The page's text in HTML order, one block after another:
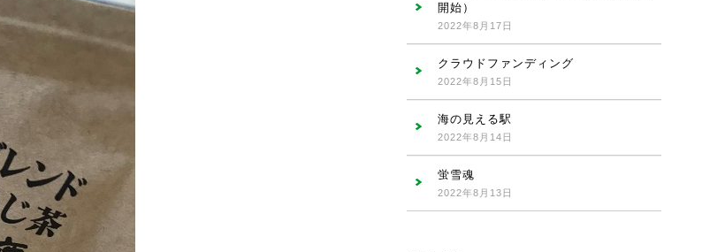
開始）
2022年8月17日
クラウドファンディング
2022年8月15日
海の見える駅
2022年8月14日
蛍雪魂
2022年8月13日